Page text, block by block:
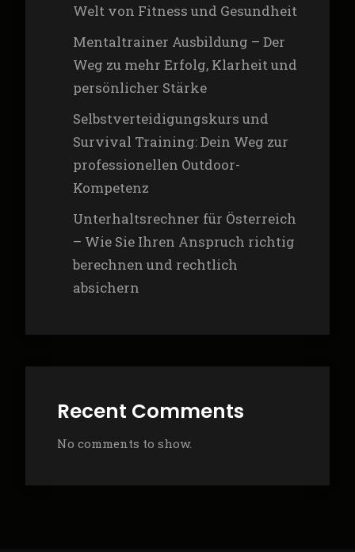
Welt von Fitness und Gesundheit
Mentaltrainer Ausbildung – Der
Weg zu mehr Erfolg, Klarheit und
persönlicher Stärke
Selbstverteidigungskurs und
Survival Training: Dein Weg zur
professionellen Outdoor-
Kompetenz
Unterhaltsrechner für Österreich
– Wie Sie Ihren Anspruch richtig
berechnen und rechtlich
absichern
Recent Comments
No comments to show.